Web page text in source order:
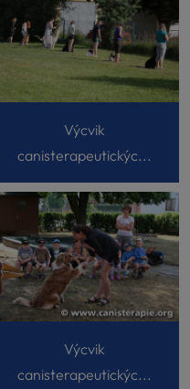
Výcvik
canisterapeutickýc...
Výcvik
canisterapeutickýc...